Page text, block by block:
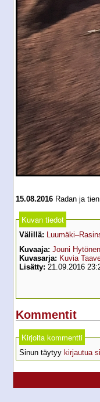
15.08.2016 Radan ja
Kuvan tiedot
Välillä:
Kuvaaja: Jouni Hytönen
Kuvasarja: Kuvia
Lisätty: 21.09.2016
Kommentit
Kirjoita kommentti
Sinun täytyy kirjautua